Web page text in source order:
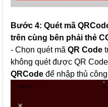
Bước 4: Quét mã
trên cùng bên phải thẻ
- Chọn quét mã QR Code
không quét được QR
QRCode để nhập thủ